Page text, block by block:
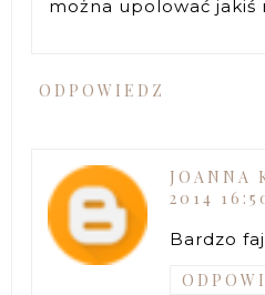
można upolować jakiś
ODPOWIEDZ
JOANNA
2014
Bardzo